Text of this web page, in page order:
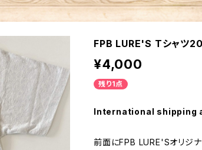
FPB LURE'S Tシャツ
¥4,000
残り1点
International shipping
前面にFPB LURE'Sオリジ